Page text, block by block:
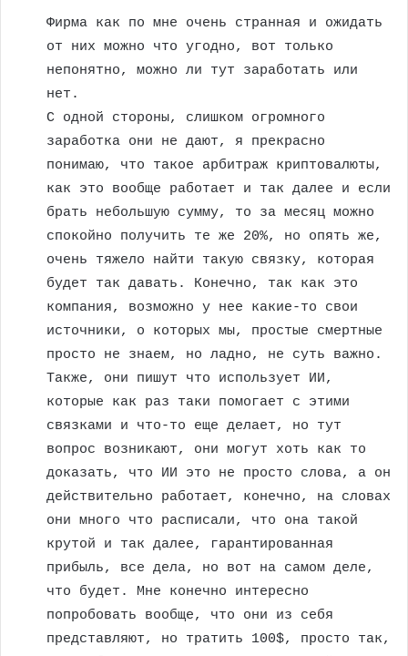
Фирма как по мне очень странная и ожидать
от них можно что угодно, вот только
непонятно, можно ли тут заработать или
нет.
С одной стороны, слишком огромного
заработка они не дают, я прекрасно
понимаю, что такое арбитраж криптовалюты,
как это вообще работает и так далее и если
брать небольшую сумму, то за месяц можно
спокойно получить те же 20%, но опять же,
очень тяжело найти такую связку, которая
будет так давать. Конечно, так как это
компания, возможно у нее какие-то свои
источники, о которых мы, простые смертные
просто не знаем, но ладно, не суть важно.
Также, они пишут что использует ИИ,
которые как раз таки помогает с этими
связками и что-то еще делает, но тут
вопрос возникают, они могут хоть как то
доказать, что ИИ это не просто слова, а он
действительно работает, конечно, на словах
они много что расписали, что она такой
крутой и так далее, гарантированная
прибыль, все дела, но вот на самом деле,
что будет. Мне конечно интересно
попробовать вообще, что они из себя
представляют, но тратить 100$, просто так,